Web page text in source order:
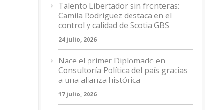
Talento Libertador sin fronteras:
Camila Rodríguez destaca en el
control y calidad de Scotia GBS
24 julio, 2026
Nace el primer Diplomado en
Consultoría Política del país gracias
a una alianza histórica
17 julio, 2026